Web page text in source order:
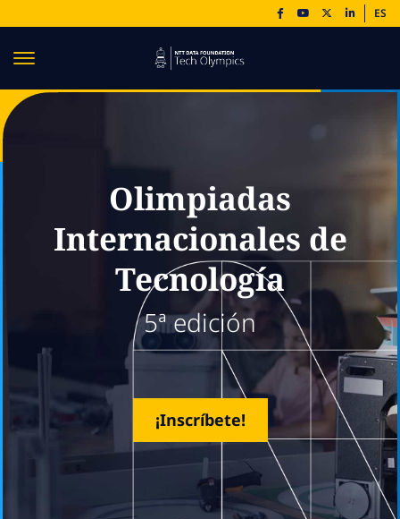
ES
Olimpiadas
Internacionales de
Tecnología
5ª edición
¡Inscríbete!